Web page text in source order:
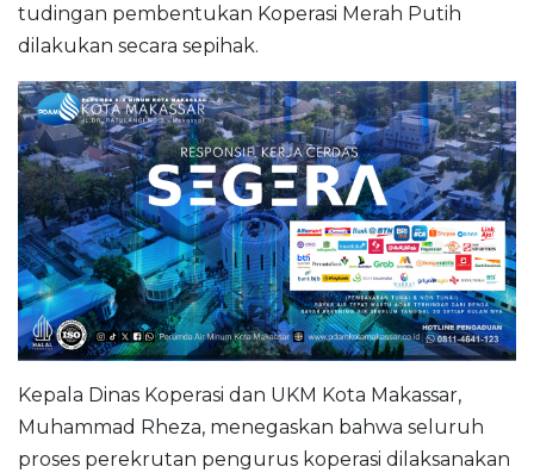
tudingan pembentukan Koperasi Merah Putih
dilakukan secara sepihak.
Kepala Dinas Koperasi dan UKM Kota Makassar,
Muhammad Rheza, menegaskan bahwa seluruh
proses perekrutan pengurus koperasi dilaksanakan